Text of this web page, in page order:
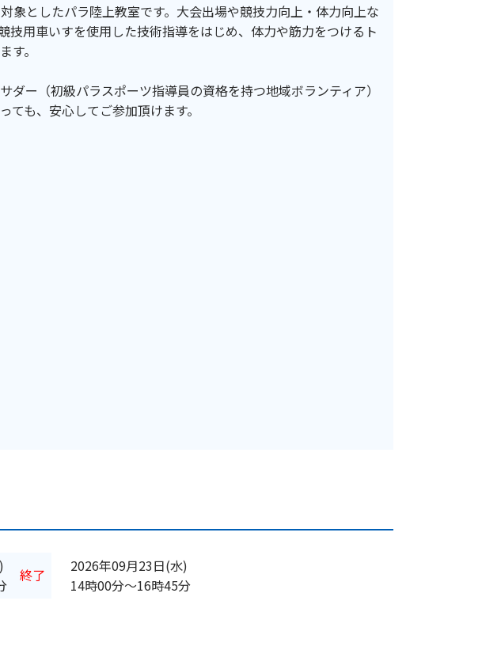
象としたパラ陸上教室です。大会出場や競技力向上・体力向上な
用車いすを使用した技術指導をはじめ、体力や筋力をつけるト
す。
ー（初級パラスポーツ指導員の資格を持つ地域ボランティア）
も、安心してご参加頂けます。
終了
2026年09月23日(水)
14時00分〜16時45分